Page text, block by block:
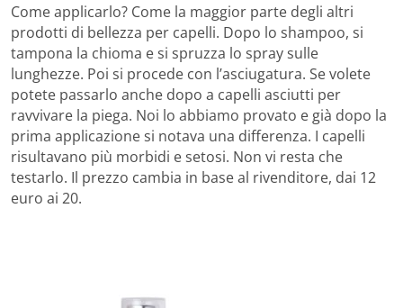
Come applicarlo? Come la maggior parte degli altri
prodotti di bellezza per capelli. Dopo lo shampoo, si
tampona la chioma e si spruzza lo spray sulle
lunghezze. Poi si procede con l’asciugatura. Se volete
potete passarlo anche dopo a capelli asciutti per
ravvivare la piega. Noi lo abbiamo provato e già dopo la
prima applicazione si notava una differenza. I capelli
risultavano più morbidi e setosi. Non vi resta che
testarlo. Il prezzo cambia in base al rivenditore, dai 12
euro ai 20.